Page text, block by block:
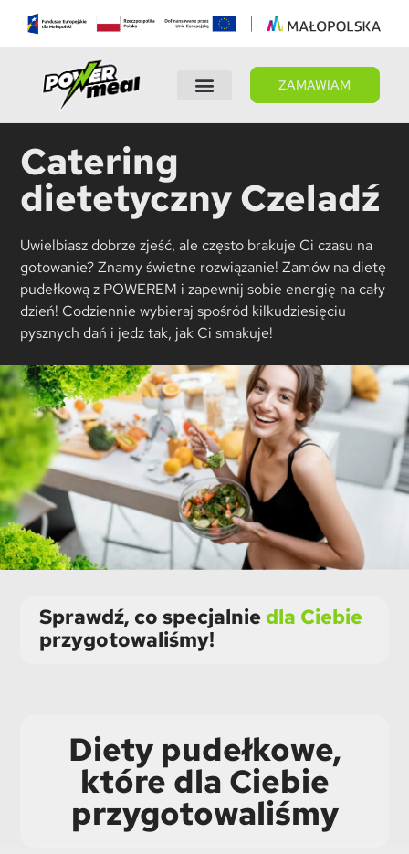
ZAMAWIAM
Catering
dietetyczny Czeladź
Uwielbiasz dobrze zjeść, ale często brakuje Ci czasu na
gotowanie? Znamy świetne rozwiązanie! Zamów na dietę
pudełkową z POWEREM i zapewnij sobie energię na cały
dzień! Codziennie wybieraj spośród kilkudziesięciu
pysznych dań i jedz tak, jak Ci smakuje!
Sprawdź, co specjalnie dla Ciebie
przygotowaliśmy!
Diety pudełkowe,
które dla Ciebie
przygotowaliśmy